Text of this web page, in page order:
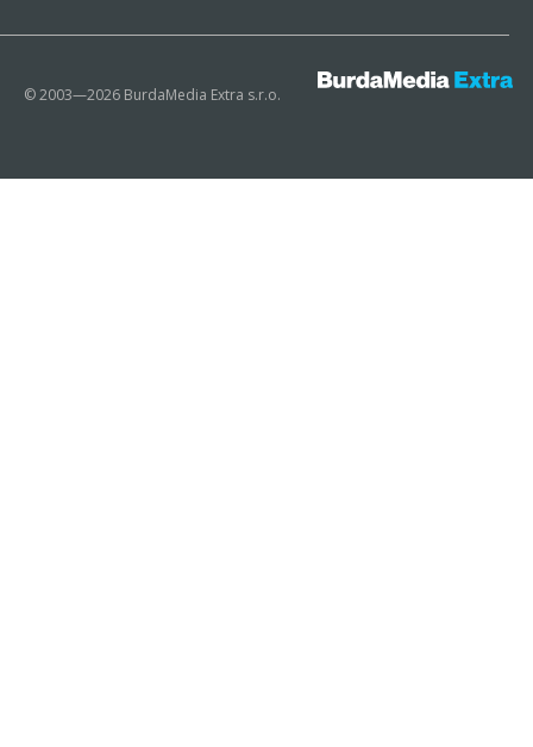
© 2003—2026 BurdaMedia Extra s.r.o.